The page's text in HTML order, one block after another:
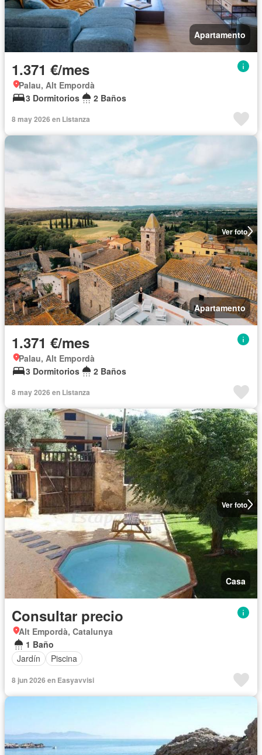
Apartamento
1.371 €/mes
Palau, Alt Empordà
3 Dormitorios
2 Baños
8 may 2026 en Listanza
Ver foto
Apartamento
1.371 €/mes
Palau, Alt Empordà
3 Dormitorios
2 Baños
8 may 2026 en Listanza
Ver foto
Casa
Consultar precio
Alt Empordà, Catalunya
1 Baño
Jardín
Piscina
8 jun 2026 en Easyavvisi